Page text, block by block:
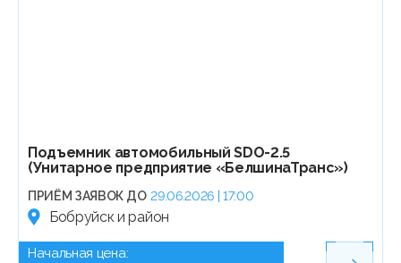
Подъемник автомобильный SDO-2.5
(Унитарное предприятие «БелшинаТранс»)
ПРИЁМ ЗАЯВОК ДО 29.06.2026 | 17:00
Бобруйск и район
Начальная цена: